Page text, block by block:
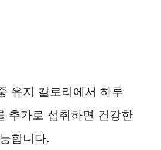
유지 칼로리에서 하루
추가로 섭취하면 건강한
합니다.